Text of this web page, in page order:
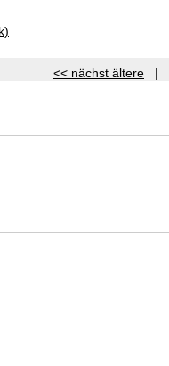
<< nächst ältere |